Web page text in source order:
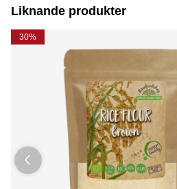
Liknande produkter
30%